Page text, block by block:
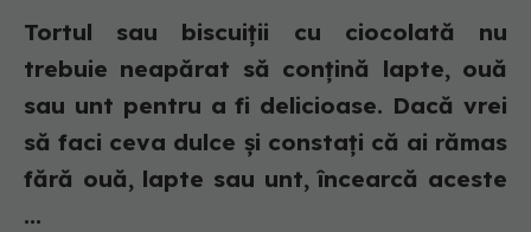
Tortul sau biscuiții cu ciocolată nu
trebuie neapărat să conțină lapte, ouă
sau unt pentru a fi delicioase. Dacă vrei
să faci ceva dulce și constați că ai rămas
fără ouă, lapte sau unt, încearcă aceste
...